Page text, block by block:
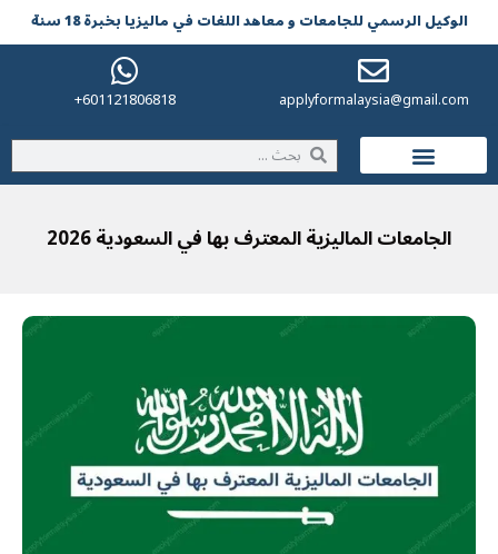
الوکیل الرسمي للجامعات و معاهد اللغات في مالیزیا بخبرة 18 سنة
applyformalaysia@gmail.com
601121806818+
الجامعات الماليزية المعترف بها في السعودية 2026